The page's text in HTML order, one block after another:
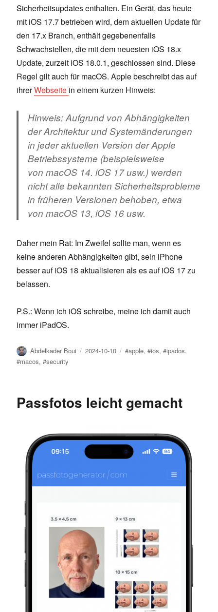
Sicherheitsupdates enthalten. Ein Gerät, das heute
mit iOS 17.7 betrieben wird, dem aktuellen Update für
den 17.x Branch, enthält gegebenenfalls
Schwachstellen, die mit dem neuesten iOS 18.x
Update, zurzeit iOS 18.0.1, geschlossen sind. Diese
Regel gilt auch für macOS. Apple beschreibt das auf
ihrerWebseite in einem kurzen Hinweis:
Hinweis: Aufgrund von Abhängigkeiten
der Architektur und Systemänderungen
in jeder aktuellen Version der Apple
Betriebssysteme (beispielsweise
von macOS 14. iOS 17 usw.) werden
nicht alle bekannten Sicherheitsprobleme
in früheren Versionen behoben, etwa
von macOS 13, iOS 16 usw.
Daher mein Rat: Im Zweifel sollte man, wenn es
keine anderen Abhängigkeiten gibt, sein iPhone
besser auf iOS 18 aktualisieren als es auf iOS 17 zu
belassen.
P.S.: Wenn ich iOS schreibe, meine ich damit auch
immer iPadOS.
Author
Abdelkader Boui
Posted
2024-10-10 Tags
#apple,#ios,#ipados,
#macos,#security
Passfotos leicht gemacht